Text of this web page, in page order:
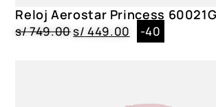
Reloj Aerostar Princess
s/749.00s/ 449.00 -40